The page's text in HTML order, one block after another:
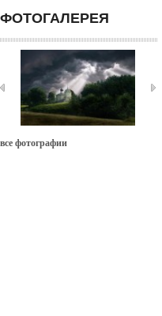
ФОТОГАЛЕРЕЯ
все фотографии